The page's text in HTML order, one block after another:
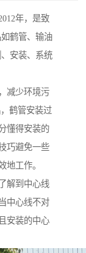
年，是致
鹤管、输油
安装、系统
减少环境污
鹤管安装过
懂得安装的
巧避免一些
地工作。
解到中心线
中心线不对
安装的中心